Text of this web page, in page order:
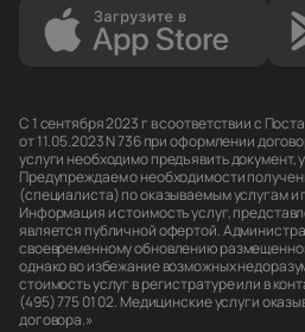
С 1 сентября 2023 г в соответствии с
от 11.05.2023 N 736 при оформлении
услуги необходимо предъявить
Предупреждаем о необходимости
(специалиста) по оказываемым услугам и
Информация и стоимость услуг,
является публичной офертой.
своевременному обновлению
однако во избежание возможных
стоимость услуг в регистратуре или в
(495) 775 01 02. Медицинские услуги
договора.»